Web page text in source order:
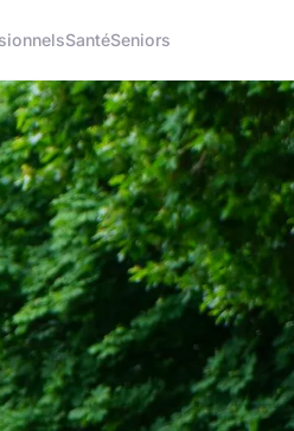
SantéSeniors